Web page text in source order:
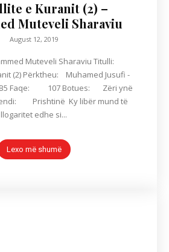
e Kuranit (2) –
Muteveli Sharaviu
August 12, 2019
Muteveli Sharaviu Titulli:
(2) Përktheu: Muhamed Jusufi -
Ky libër mund të
llogaritet edhe si...
Lexo më shumë